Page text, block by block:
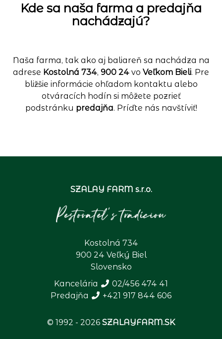
Kde sa naša farma a predajňa
nachádzajú?
Naša farma, tak ako aj baliareň sa nachádza na
adrese Kostolná 734, 900 24 vo Veľkom Bieli. Pre
bližšie informácie ohľadom kontaktu alebo
otváracích hodín si môžete pozrieť
podstránku predajňa. Príďte nás navštíviť!
SZALAY FARM s.r.o.
Kostolná 734
900 24 Veľký Biel
Slovensko
Kancelária
02/456 474 41
Predajňa
+421 917 844 606
© 1992 - 2026 SZALAYFARM.SK